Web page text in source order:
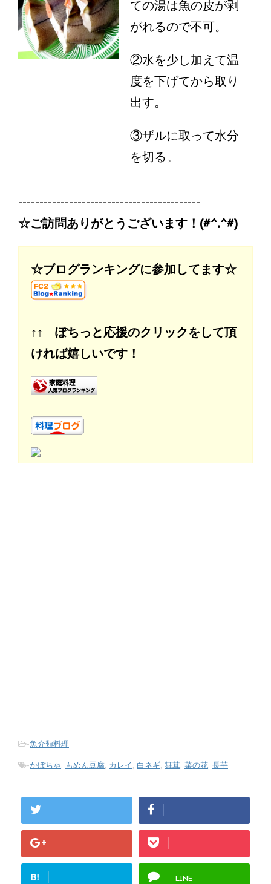
ての湯は魚の皮が剥
がれるので不可。
②水を少し加えて温
度を下げてから取り
出す。
③ザルに取って水分
を切る。
-------------------------------------------
☆ご訪問ありがとうございます！(#^.^#)
☆ブログランキングに参加してます☆
↑↑ ぽちっと応援のクリックをして頂
ければ嬉しいです！
-魚介類料理
-かぼちゃ, もめん豆腐, カレイ, 白ネギ, 舞茸, 菜の花, 長芋
B! LINE